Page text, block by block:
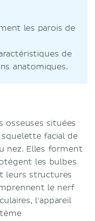
les parois de
de
anatomiques.
osseuses situées
facial de
nez. Elles forment
les bulbes
leurs structures
le nerf
l'appareil